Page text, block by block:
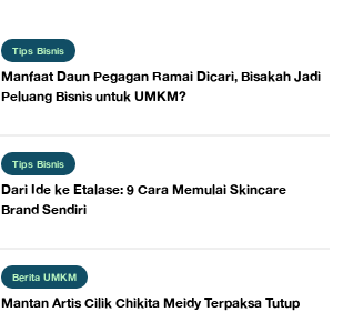
Tips Bisnis
Manfaat Daun Pegagan Ramai Dicari, Bisakah Jadi
Peluang Bisnis untuk UMKM?
Tips Bisnis
Dari Ide ke Etalase: 9 Cara Memulai Skincare
Brand Sendiri
Berita UMKM
Mantan Artis Cilik Chikita Meidy Terpaksa Tutup